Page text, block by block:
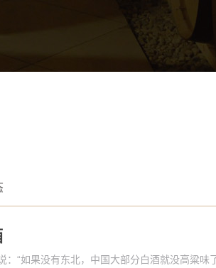
“如果没有东北，中国大部分白酒就没高粱味